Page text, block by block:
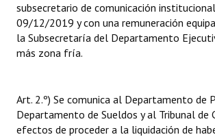
Entrega de distinciones
REFORMA DE LA CARTA ORGÁNICA
subsecretario de comunicación
09/12/2019 y con una remuneración
la Subsecretaría del Departamento
más zona fría.
Art. 2.º) Se comunica al Departamento de
Departamento de Sueldos y al Tribunal de
efectos de proceder a la liquidación de